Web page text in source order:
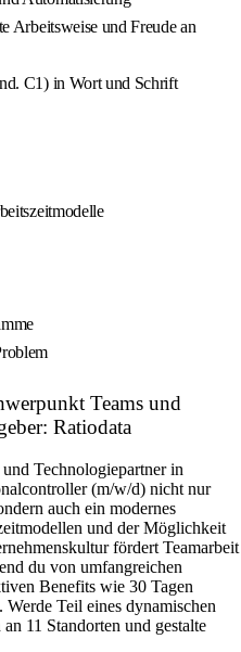
Arbeitsweise und Freude an
C1) in Wort und Schrift
Teams und
Ratiodata
Technologiepartner in
(m/w/d) nicht nur
auch ein modernes
und der Möglichkeit
fördert Teamarbeit
du von umfangreichen
Benefits wie 30 Tagen
Teil eines dynamischen
11 Standorten und gestalte